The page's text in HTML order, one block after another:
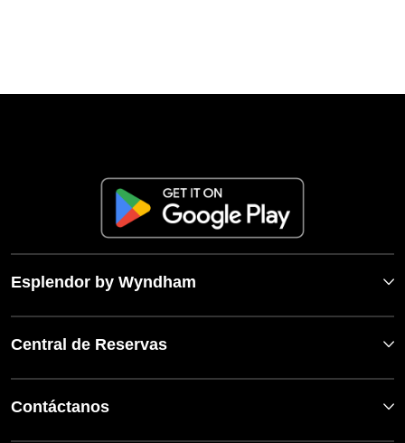
Esplendor by Wyndham
Central de Reservas
Contáctanos